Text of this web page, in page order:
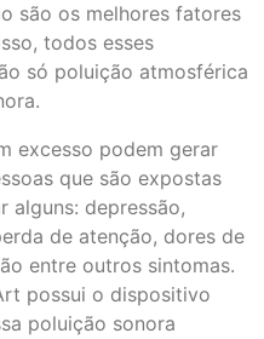
são os melhores fatores
todos esses
só poluição atmosférica
excesso podem gerar
que são expostas
alguns: depressão,
de atenção, dores de
entre outros sintomas.
possui o dispositivo
poluição sonora